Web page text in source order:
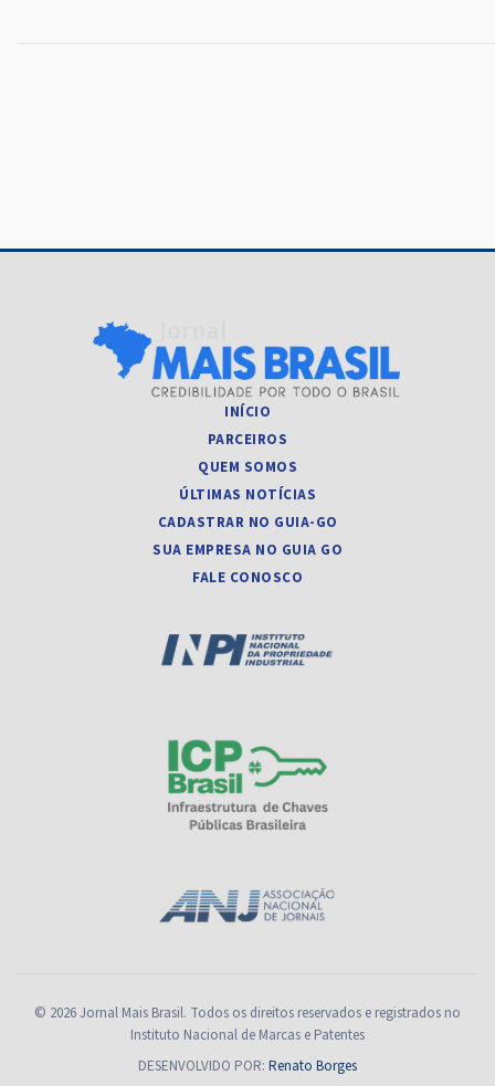
INÍCIO
PARCEIROS
QUEM SOMOS
ÚLTIMAS NOTÍCIAS
CADASTRAR NO GUIA-GO
SUA EMPRESA NO GUIA GO
FALE CONOSCO
© 2026 Jornal Mais Brasil. Todos os direitos reservados e registrados no
Instituto Nacional de Marcas e Patentes
DESENVOLVIDO POR: Renato Borges